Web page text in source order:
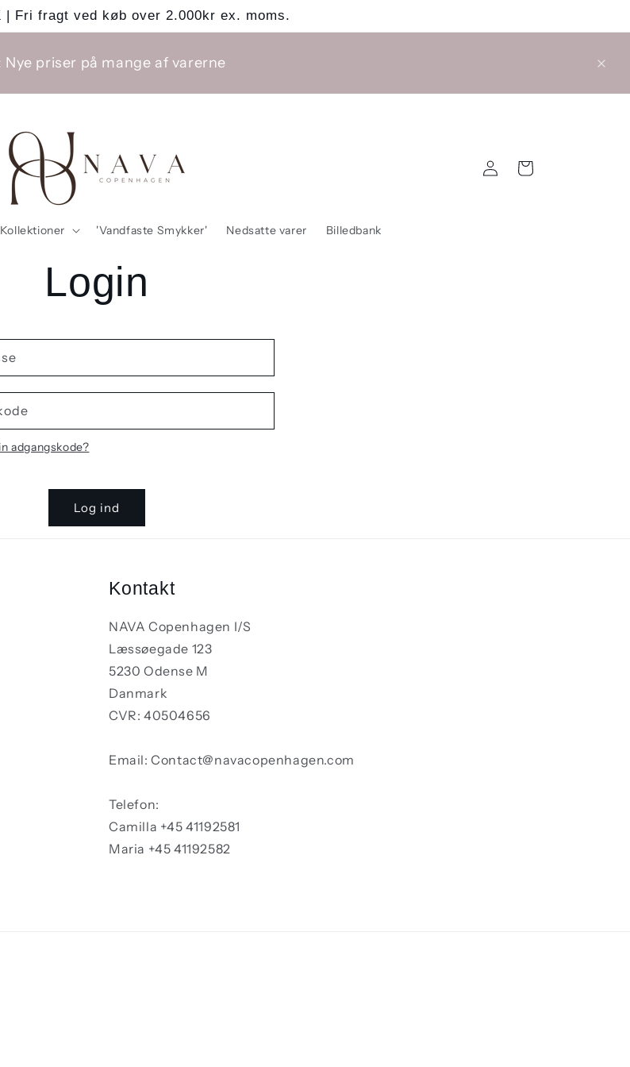
| Fri fragt ved køb over 2.000kr ex. moms.
Nye priser på mange af varerne
Kollektioner 'Vandfaste Smykker' Nedsatte varer Billedbank
ind
Indkøbskurv
Login
adgangskode?
Log ind
Kontakt
NAVA Copenhagen I/S
Læssøegade 123
5230 Odense M
Danmark
CVR: 40504656
Email: Contact@navacopenhagen.com
Telefon:
Camilla +45 41192581
Maria +45 41192582